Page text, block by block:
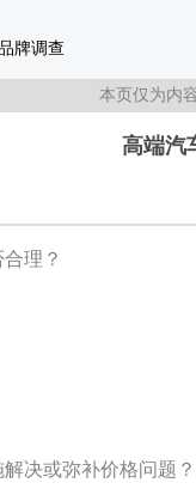
牌调查
本页仅为内
高端汽
理？
决或弥补价格问题？